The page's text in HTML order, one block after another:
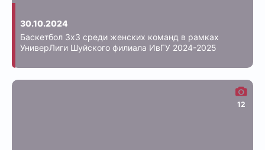
30.10.2024
Баскетбол 3х3 среди женских команд в рамках
УниверЛиги Шуйского филиала ИвГУ 2024-2025
12